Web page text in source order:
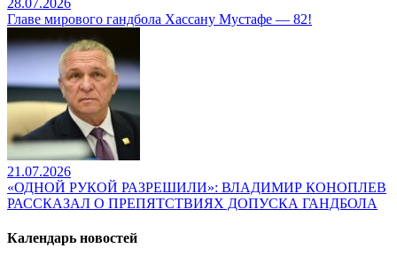
28.07.2026
Главе мирового гандбола Хассану Мустафе — 82!
21.07.2026
«ОДНОЙ РУКОЙ РАЗРЕШИЛИ»: ВЛАДИМИР КОНОПЛЕВ
РАССКАЗАЛ О ПРЕПЯТСТВИЯХ ДОПУСКА ГАНДБОЛА
Календарь новостей